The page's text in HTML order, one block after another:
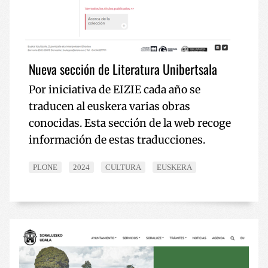
Nueva sección de Literatura Unibertsala
Por iniciativa de EIZIE cada año se
traducen al euskera varias obras
conocidas. Esta sección de la web recoge
información de estas traducciones.
PLONE 2024 CULTURA EUSKERA
VISITOR_PRIVACY_METADATA
.youtube.com
Política de Privacidad de Google